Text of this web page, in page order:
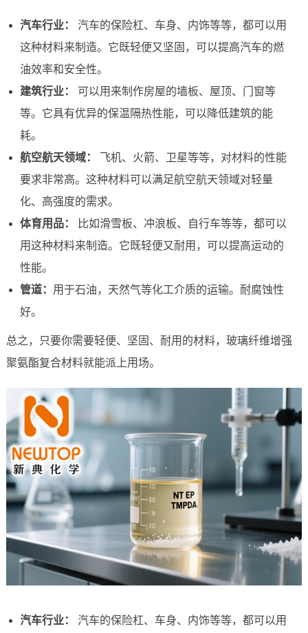
汽车行业：
汽车的保险杠、车身、内饰等等，都可以用
这种材料来制造。它既轻便又坚固，可以提高汽车的燃
油效率和安全性。
建筑行业：
可以用来制作房屋的墙板、屋顶、门窗等
等。它具有优异的保温隔热性能，可以降低建筑的能
耗。
航空航天领域：
飞机、火箭、卫星等等，对材料的性能
要求非常高。这种材料可以满足航空航天领域对轻量
化、高强度的需求。
体育用品：
比如滑雪板、冲浪板、自行车等等，都可以
用这种材料来制造。它既轻便又耐用，可以提高运动的
性能。
管道： 用于石油，天然气等化工介质的运输。耐腐蚀性
好。
总之，只要你需要轻便、坚固、耐用的材料，玻璃纤维增强
聚氨酯复合材料就能派上用场。
汽车行业： 汽车的保险杠、车身、内饰等等，都可以用